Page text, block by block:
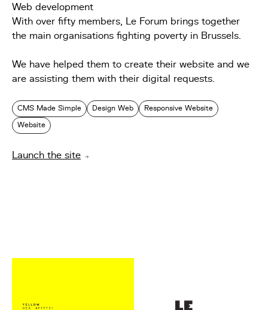
Web development
With over fifty members, Le Forum brings together
the main organisations fighting poverty in Brussels.
We have helped them to create their website and we
are assisting them with their digital requests.
CMS Made Simple Design Web
Responsive Website
Website
Launch the site